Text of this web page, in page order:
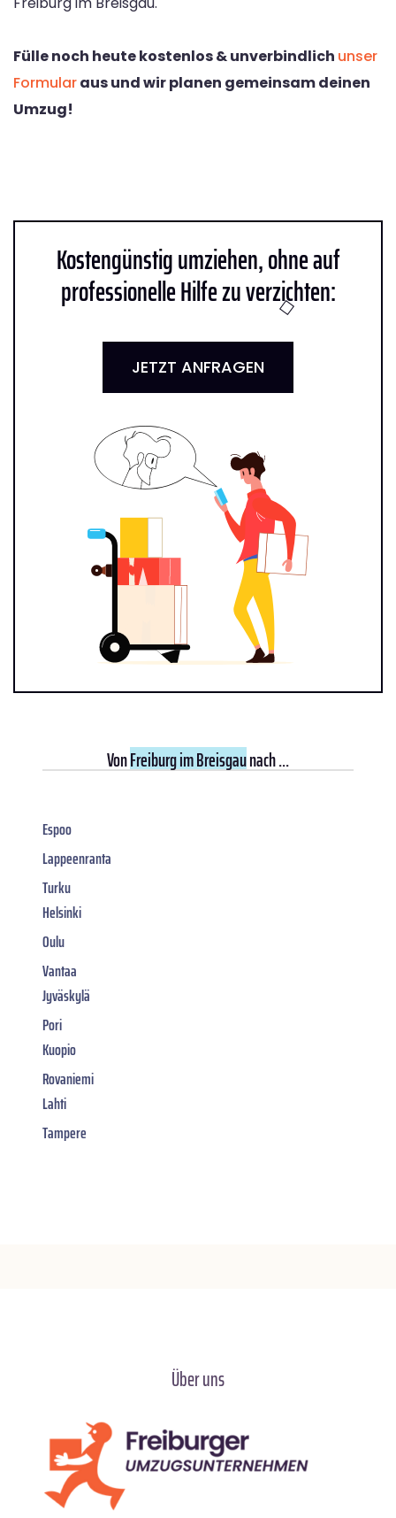
Fülle noch heute kostenlos & unverbindlich unser
Formularaus und wir planen gemeinsam deinen
Umzug!
Kostengünstig umziehen, ohne auf
professionelle Hilfe zu verzichten:
JETZT ANFRAGEN
VonFreiburg im Breisgaunach ...
Espoo
Lappeenranta
Turku
Helsinki
Oulu
Vantaa
Jyväskylä
Pori
Kuopio
Rovaniemi
Lahti
Tampere
Über uns